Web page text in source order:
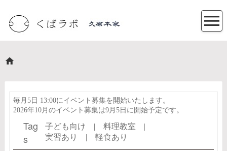
毎月5日 13:00にイベント募集を開始いたします。
2026年10月のイベント募集は9月5日に開始予定です。
Tag
s
子ども向け |料理教室 |
実習あり |軽食あり